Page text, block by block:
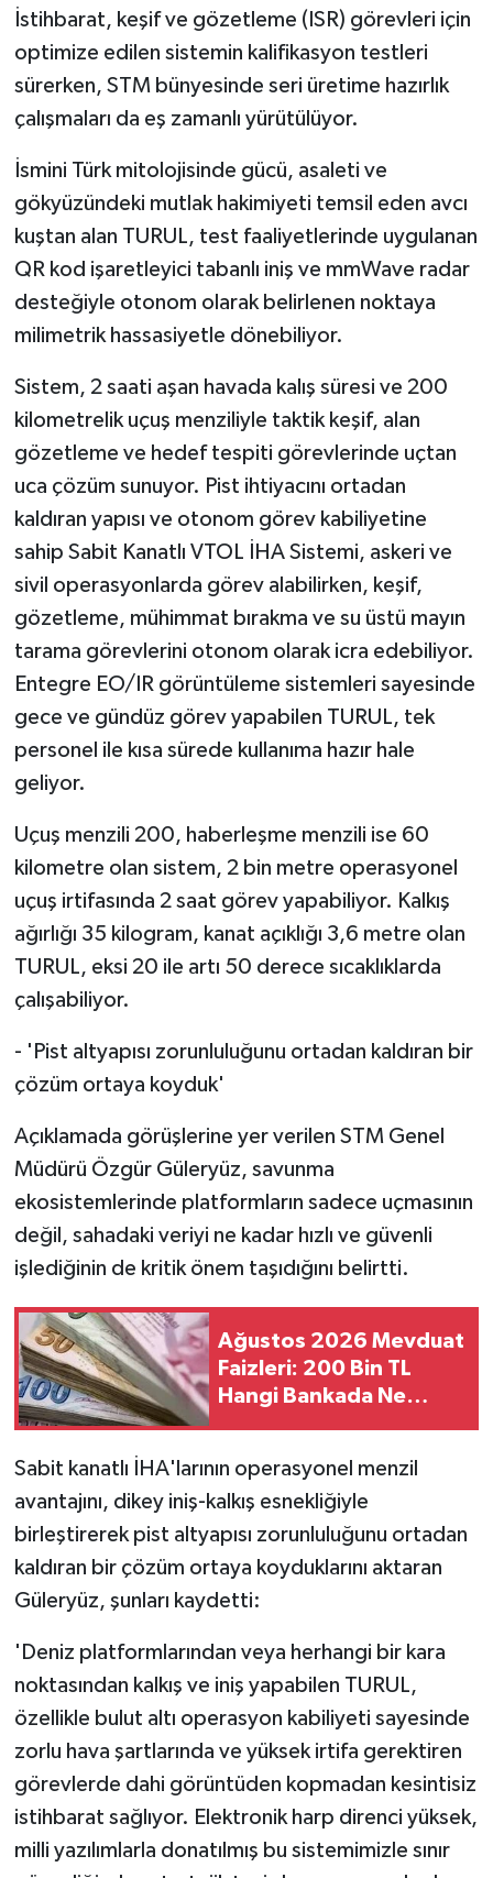
İstihbarat, keşif ve gözetleme (ISR) görevleri için
optimize edilen sistemin kalifikasyon testleri
sürerken, STM bünyesinde seri üretime hazırlık
çalışmaları da eş zamanlı yürütülüyor.
İsmini Türk mitolojisinde gücü, asaleti ve
gökyüzündeki mutlak hakimiyeti temsil eden avcı
kuştan alan TURUL, test faaliyetlerinde uygulanan
QR kod işaretleyici tabanlı iniş ve mmWave radar
desteğiyle otonom olarak belirlenen noktaya
milimetrik hassasiyetle dönebiliyor.
Sistem, 2 saati aşan havada kalış süresi ve 200
kilometrelik uçuş menziliyle taktik keşif, alan
gözetleme ve hedef tespiti görevlerinde uçtan
uca çözüm sunuyor. Pist ihtiyacını ortadan
kaldıran yapısı ve otonom görev kabiliyetine
sahip Sabit Kanatlı VTOL İHA Sistemi, askeri ve
sivil operasyonlarda görev alabilirken, keşif,
gözetleme, mühimmat bırakma ve su üstü mayın
tarama görevlerini otonom olarak icra edebiliyor.
Entegre EO/IR görüntüleme sistemleri sayesinde
gece ve gündüz görev yapabilen TURUL, tek
personel ile kısa sürede kullanıma hazır hale
geliyor.
Uçuş menzili 200, haberleşme menzili ise 60
kilometre olan sistem, 2 bin metre operasyonel
uçuş irtifasında 2 saat görev yapabiliyor. Kalkış
ağırlığı 35 kilogram, kanat açıklığı 3,6 metre olan
TURUL, eksi 20 ile artı 50 derece sıcaklıklarda
çalışabiliyor.
- 'Pist altyapısı zorunluluğunu ortadan kaldıran bir
çözüm ortaya koyduk'
Açıklamada görüşlerine yer verilen STM Genel
Müdürü Özgür Güleryüz, savunma
ekosistemlerinde platformların sadece uçmasının
değil, sahadaki veriyi ne kadar hızlı ve güvenli
işlediğinin de kritik önem taşıdığını belirtti.
Ağustos 2026 Mevduat
Faizleri: 200 Bin TL
Hangi Bankada Ne
Sabit kanatlı İHA'larının operasyonel menzil
avantajını, dikey iniş-kalkış esnekliğiyle
birleştirerek pist altyapısı zorunluluğunu ortadan
kaldıran bir çözüm ortaya koyduklarını aktaran
Güleryüz, şunları kaydetti:
'Deniz platformlarından veya herhangi bir kara
noktasından kalkış ve iniş yapabilen TURUL,
özellikle bulut altı operasyon kabiliyeti sayesinde
zorlu hava şartlarında ve yüksek irtifa gerektiren
görevlerde dahi görüntüden kopmadan kesintisiz
istihbarat sağlıyor. Elektronik harp direnci yüksek,
milli yazılımlarla donatılmış bu sistemimizle sınır